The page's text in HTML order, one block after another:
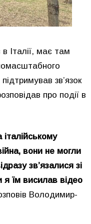
Італії, має там
підтримував зв’язок
про події в
італійському
вони не могли
зв’язалися зі
я їм висилав відео
Володимир-